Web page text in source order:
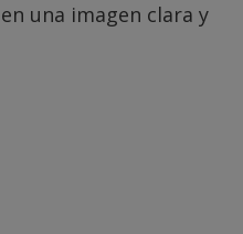
una imagen clara y